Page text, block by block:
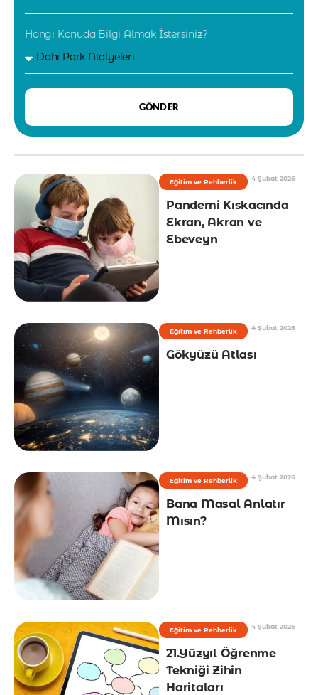
Hangi Konuda Bilgi Almak İstersiniz?
GÖNDER
Eğitim ve Rehberlik 4 Şubat 2026
Pandemi Kıskacında
Ekran, Akran ve
Ebeveyn
Eğitim ve Rehberlik 4 Şubat 2026
Gökyüzü Atlası
Eğitim ve Rehberlik 4 Şubat 2026
Bana Masal Anlatır
Mısın?
Eğitim ve Rehberlik 4 Şubat 2026
21.Yüzyıl Öğrenme
Tekniği Zihin
Haritaları